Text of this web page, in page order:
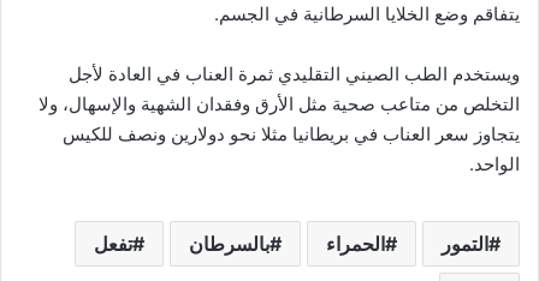
يتفاقم وضع الخلايا السرطانية في الجسم.
ويستخدم الطب الصيني التقليدي ثمرة العناب في العادة لأجل
التخلص من متاعب صحية مثل الأرق وفقدان الشهية والإسهال، ولا
يتجاوز سعر العناب في بريطانيا مثلا نحو دولارين ونصف للكيس
الواحد.
التمور الحمراء بالسرطان تفعل